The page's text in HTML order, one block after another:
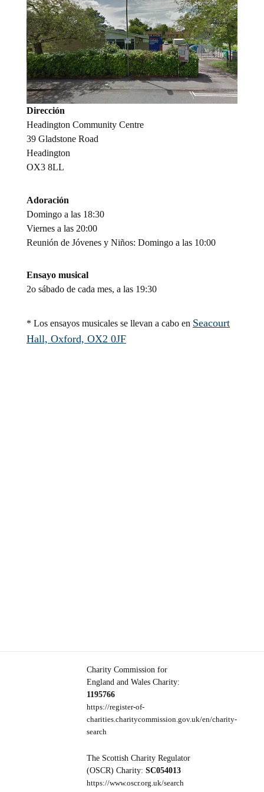
Dirección
Headington Community Centre
39 Gladstone Road
Headington
OX3 8LL
Adoración
Domingo a las 18:30
Viernes a las 20:00
Reunión de Jóvenes y Niños: Domingo a las 10:00
Ensayo musical
2o sábado de cada mes, a las 19:30
* Los ensayos musicales se llevan a cabo en Seacourt
Hall, Oxford, OX2 0JF
Charity Commission for
England and Wales Charity:
1195766
https://register-of-
charities.charitycommission.gov.uk/en/charity-
search
The Scottish Charity Regulator
(OSCR) Charity: SC054013
https://www.oscr.org.uk/search